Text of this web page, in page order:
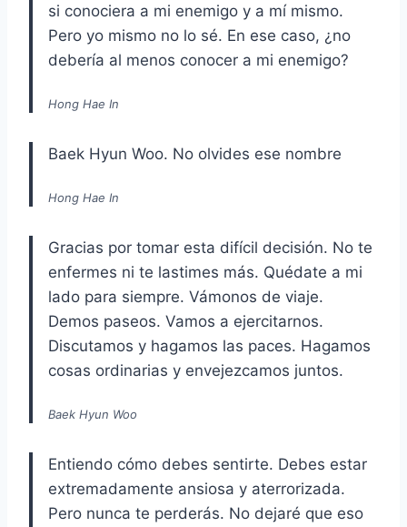
si conociera a mi enemigo y a mí mismo.
Pero yo mismo no lo sé. En ese caso, ¿no
debería al menos conocer a mi enemigo?
Hong Hae In
Baek Hyun Woo. No olvides ese nombre
Hong Hae In
Gracias por tomar esta difícil decisión. No te
enfermes ni te lastimes más. Quédate a mi
lado para siempre. Vámonos de viaje.
Demos paseos. Vamos a ejercitarnos.
Discutamos y hagamos las paces. Hagamos
cosas ordinarias y envejezcamos juntos.
Baek Hyun Woo
Entiendo cómo debes sentirte. Debes estar
extremadamente ansiosa y aterrorizada.
Pero nunca te perderás. No dejaré que eso